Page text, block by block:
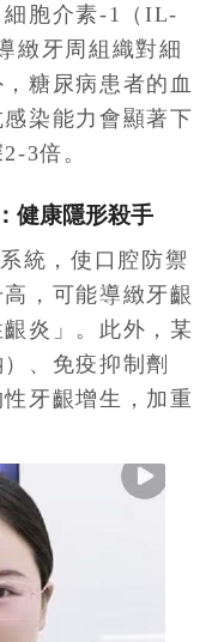
細胞介素-1（IL-
緻牙周組織對細
糖尿病患者的血
染能力會顯著下
3倍。
健康隱形殺手
統，使口腔防禦
，可能導緻牙齦
炎」。此外，某
、免疫抑制劑
牙齦增生，加重